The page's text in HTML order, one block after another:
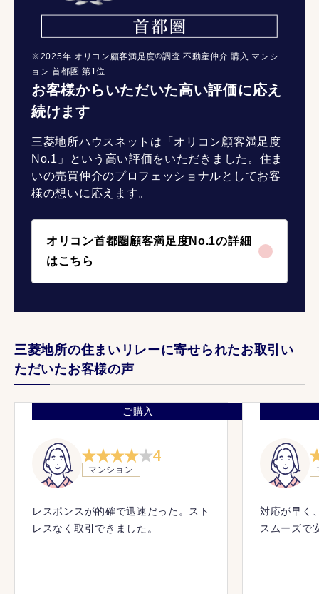
お客様からいただいた高い評価に応え
続けます
三菱地所ハウスネットは「オリコン顧客満足度
No.1」という高い評価をいただきました。住ま
いの売買仲介のプロフェッショナルとしてお客
様の想いに応えます。
オリコン首都圏顧客満足度No.1の詳細
はこちら
※2025年 オリコン顧客満足度®調査 不動産仲介 購入 マンシ
ョン 首都圏 第1位
三菱地所の住まいリレーに寄せられたお取引い
ただいたお客様の声
ご購入
4
マンション
レスポンスが的確で迅速だった。スト
レスなく取引できました。
対応が早く
スムーズで